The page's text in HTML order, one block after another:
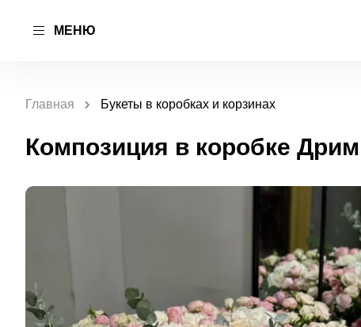
МЕНЮ
Главная Букеты в коробках и корзинах
Композиция в коробке